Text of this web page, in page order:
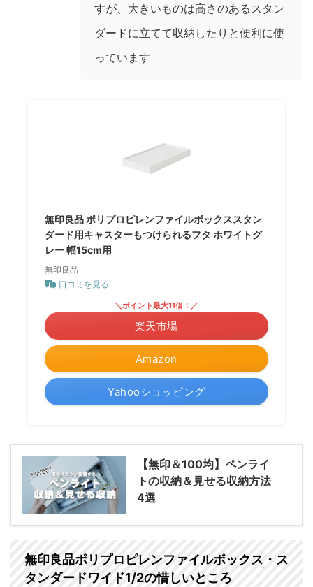
すが、大きいものは高さのあるスタン
ダードに立てて収納したりと便利に使
っています
無印良品 ポリプロピレンファイルボックススタン
ダード用キャスターもつけられるフタ ホワイトグ
レー 幅15cm用
無印良品
口コミを見る
Amazon
＼ポイント最大11倍！／
楽天市場
Yahooショッピング
【無印＆100均】ペンライ
トの収納＆見せる収納方法
4選
無印良品ポリプロピレンファイルボックス・ス
タンダードワイド1/2の惜しいところ